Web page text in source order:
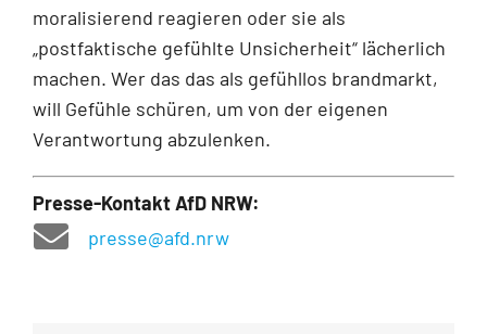
moralisierend reagieren oder sie als
„postfaktische gefühlte Unsicherheit“ lächerlich
machen. Wer das das als gefühllos brandmarkt,
will Gefühle schüren, um von der eigenen
Verantwortung abzulenken.
Presse-Kontakt AfD NRW:
presse@afd.nrw